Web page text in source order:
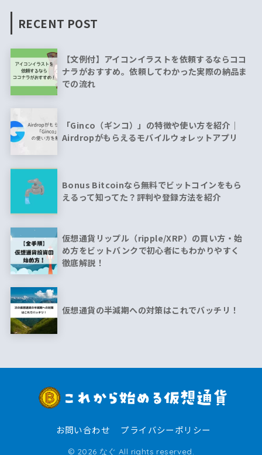
RECENT POST
【文例付】アイコンイラストを依頼するならココ
ナラがおすすめ。依頼してわかった実際の納品ま
での流れ
「Ginco（ギンコ）」の特徴や使い方を紹介｜
Airdropがもらえるモバイルウォレットアプリ
Bonus Bitcoinなら無料でビットコインをもら
えるって知ってた？評判や登録方法を紹介
仮想通貨リップル（ripple/XRP）の買い方・始
め方をビットバンクで初心者にもわかりやすく
徹底解説！
仮想通貨の半減期への対策はこれでバッチリ！
お問い合わせ プライバシーポリシー
© 2026 なぐ All rights reserved.